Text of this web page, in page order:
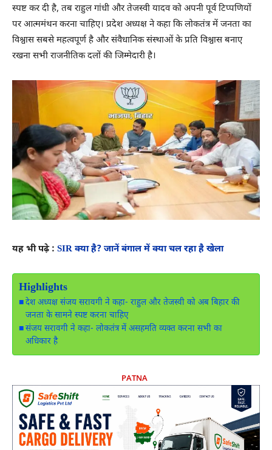
स्पष्ट कर दी है, तब राहुल गांधी और तेजस्वी यादव को अपनी पूर्व टिप्पणियों
पर आत्ममंथन करना चाहिए। प्रदेश अध्यक्ष ने कहा कि लोकतंत्र में जनता का
विश्वास सबसे महत्वपूर्ण है और संवैधानिक संस्थाओं के प्रति विश्वास बनाए
रखना सभी राजनीतिक दलों की जिम्मेदारी है।
यह भी पढ़े : SIR क्या है? जानें बंगाल में क्या चल रहा है खेला
Highlights
देश अध्यक्ष संजय सरावगी ने कहा- राहुल और तेजस्वी को अब बिहार की
जनता के सामने स्पष्ट करना चाहिए
संजय सरावगी ने कहा- लोकतंत्र में असहमति व्यक्त करना सभी का
अधिकार है
PATNA